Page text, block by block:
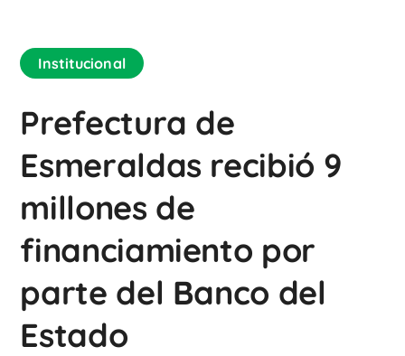
Institucional
Prefectura de
Esmeraldas recibió 9
millones de
financiamiento por
parte del Banco del
Estado